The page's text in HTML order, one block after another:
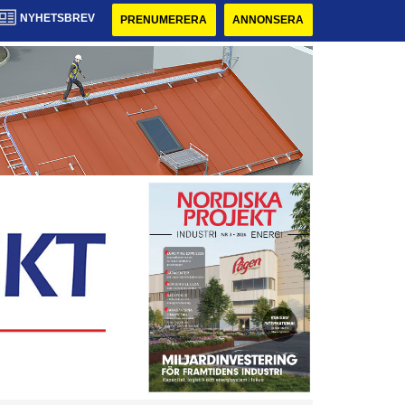
NYHETSBREV PRENUMERERA ANNONSERA